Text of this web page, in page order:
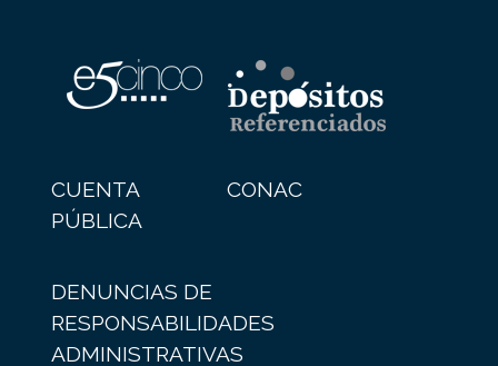
CUENTA
PÚBLICA
CONAC
DENUNCIAS DE
RESPONSABILIDADES
ADMINISTRATIVAS